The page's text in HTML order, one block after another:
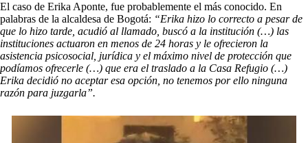
El caso de Erika Aponte, fue probablemente el más conocido. En
palabras de la alcaldesa de Bogotá: “Erika hizo lo correcto a pesar de
que lo hizo tarde, acudió al llamado, buscó a la institución (…) las
instituciones actuaron en menos de 24 horas y le ofrecieron la
asistencia psicosocial, jurídica y el máximo nivel de protección que
podíamos ofrecerle (…) que era el traslado a la Casa Refugio (…)
Erika decidió no aceptar esa opción, no tenemos por ello ninguna
razón para juzgarla”.